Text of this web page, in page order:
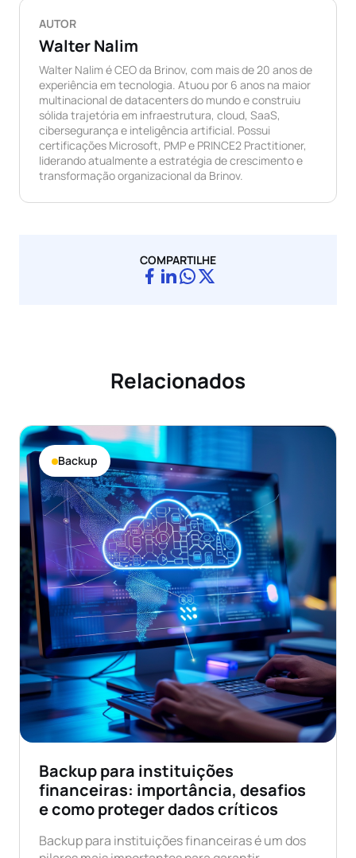
AUTOR
Walter Nalim
Walter Nalim é CEO da Brinov, com mais de 20 anos de
experiência em tecnologia. Atuou por 6 anos na maior
multinacional de datacenters do mundo e construiu
sólida trajetória em infraestrutura, cloud, SaaS,
cibersegurança e inteligência artificial. Possui
certificações Microsoft, PMP e PRINCE2 Practitioner,
liderando atualmente a estratégia de crescimento e
transformação organizacional da Brinov.
COMPARTILHE
Relacionados
Backup
Backup para instituições
financeiras: importância, desafios
e como proteger dados críticos
Backup para instituições financeiras é um dos